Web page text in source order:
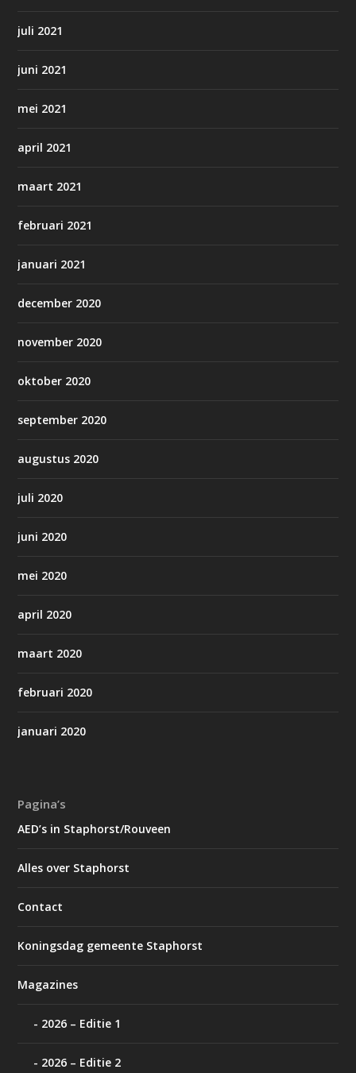
juli 2021
juni 2021
mei 2021
april 2021
maart 2021
februari 2021
januari 2021
december 2020
november 2020
oktober 2020
september 2020
augustus 2020
juli 2020
juni 2020
mei 2020
april 2020
maart 2020
februari 2020
januari 2020
Pagina’s
AED’s in Staphorst/Rouveen
Alles over Staphorst
Contact
Koningsdag gemeente Staphorst
Magazines
2026 – Editie 1
2026 – Editie 2